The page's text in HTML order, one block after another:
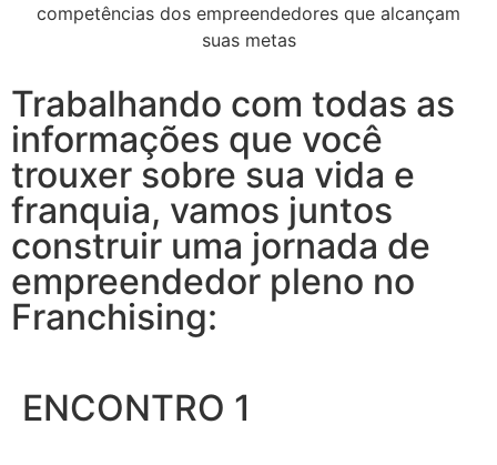
competências dos empreendedores que alcançam
suas metas
Trabalhando com todas as
informações que você
trouxer sobre sua vida e
franquia, vamos juntos
construir uma jornada de
empreendedor pleno no
Franchising:
ENCONTRO 1